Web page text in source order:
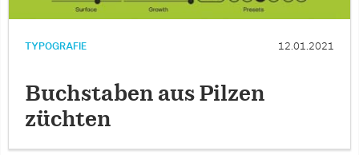
TYPOGRAFIE 12.01.2021
Buchstaben aus Pilzen
züchten